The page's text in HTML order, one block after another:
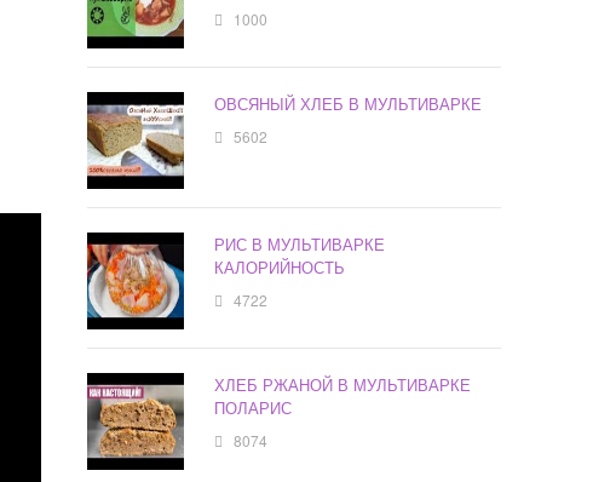
1000
ОВСЯНЫЙ ХЛЕБ В МУЛЬТИВАРКЕ
5602
РИС В МУЛЬТИВАРКЕ
КАЛОРИЙНОСТЬ
4722
ХЛЕБ РЖАНОЙ В МУЛЬТИВАРКЕ
ПОЛАРИС
8074